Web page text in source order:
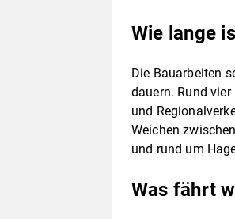
Wie lange
Die Bauarbeiten
dauern. Rund
und
Weichen
und rund um
Was fährt